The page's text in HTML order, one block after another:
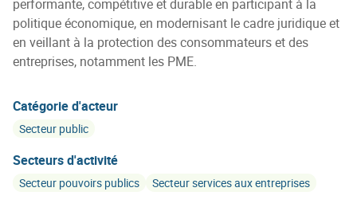
performante, compétitive et durable en participant à la
politique économique, en modernisant le cadre juridique et
en veillant à la protection des consommateurs et des
entreprises, notamment les PME.
Catégorie d'acteur
Secteur public
Secteurs d'activité
Secteur pouvoirs publics Secteur services aux entreprises